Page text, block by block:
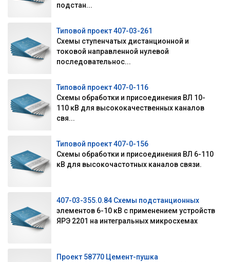
подстан...
Типовой проект 407-03-261
Схемы ступенчатых дистанционной и
токовой направленной нулевой
последовательнос...
Типовой проект 407-0-116
Схемы обработки и присоединения ВЛ 10-
110 кВ для высококачественных каналов
свя...
Типовой проект 407-0-156
Схемы обработки и присоединения ВЛ 6-110
кВ для высокочастотных каналов связи.
407-03-355.0.84 Схемы подстанционных
элементов 6-10 кВ с применением устройств
ЯРЭ 2201 на интегральных микросхемах
Проект 58770 Цемент-пушка